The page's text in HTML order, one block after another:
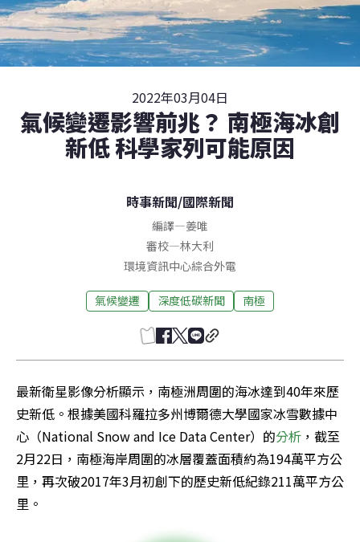
2022年03月04日
氣候變遷影響前兆？ 南極海冰創
新低 科學家列可能原因
時事新聞/國際新聞
編譯—姜唯
審校—林大利
環境資訊中心綜合外電
氣候變遷 深度低碳新聞 南極
最新衛星影像分析顯示，南極洲周圍的海冰達到40年來歷
史新低。根據美國科羅拉多州博爾德大學國家冰雪數據中
心（National Snow and Ice Data Center）的分析 ，截至
2月22日，南極海岸周圍的冰層覆蓋面積約為194萬平方公
里，再次破2017年3月初創下的歷史新低紀錄211萬平方公
里。